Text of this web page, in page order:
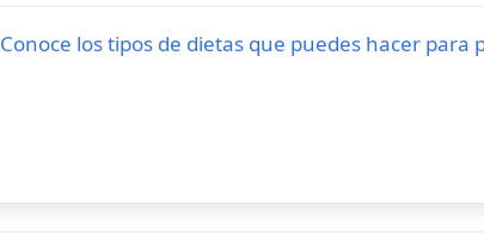
Conoce los tipos de dietas que puedes hacer para